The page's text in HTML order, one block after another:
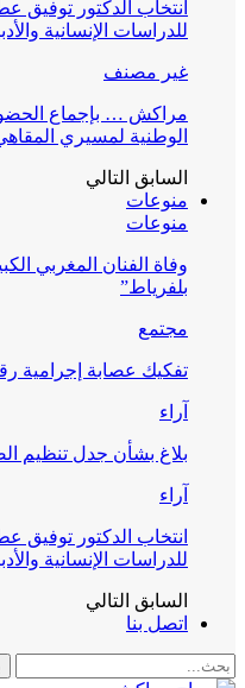
انتخاب الدكتور توفيق
للدراسات الإنسانية
غير مصنف
مراكش … بإجماع
الوطنية لمسيري
السابق التالي
منوعات
منوعات
وفاة الفنان المغربي
بلفرياط”
مجتمع
تفكيك عصابة إجرامية
آراء
بلاغ بشأن جدل تنظيم
آراء
انتخاب الدكتور توفيق
للدراسات الإنسانية
السابق التالي
اتصل بنا